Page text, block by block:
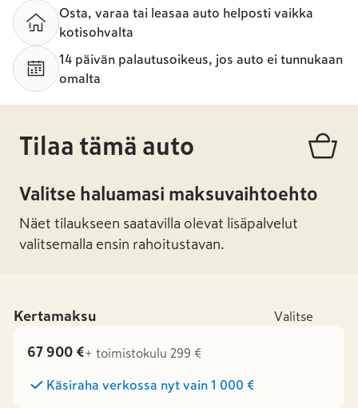
Osta, varaa tai leasaa auto helposti vaikka
kotisohvalta
14 päivän palautusoikeus, jos auto ei tunnukaan
omalta
Tilaa tämä auto
Valitse haluamasi maksuvaihtoehto
Näet tilaukseen saatavilla olevat lisäpalvelut
valitsemalla ensin rahoitustavan.
Kertamaksu Valitse
67 900 €+ toimistokulu 299 €
Käsiraha verkossa nyt vain 1 000 €